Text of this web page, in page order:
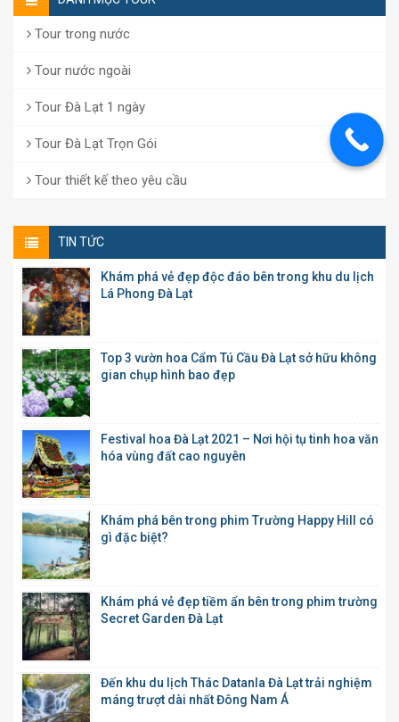
Tour trong nước
Tour nước ngoài
Tour Đà Lạt 1 ngày
Tour Đà Lạt Trọn Gói
Tour thiết kế theo yêu cầu
TIN TỨC
Khám phá vẻ đẹp độc đáo bên trong khu du lịch
Lá Phong Đà Lạt
Top 3 vườn hoa Cẩm Tú Cầu Đà Lạt sở hữu không
gian chụp hình bao đẹp
Festival hoa Đà Lạt 2021 – Nơi hội tụ tinh hoa văn
hóa vùng đất cao nguyên
Khám phá bên trong phim Trường Happy Hill có
gì đặc biệt?
Khám phá vẻ đẹp tiềm ẩn bên trong phim trường
Secret Garden Đà Lạt
Đến khu du lịch Thác Datanla Đà Lạt trải nghiệm
máng trượt dài nhất Đông Nam Á